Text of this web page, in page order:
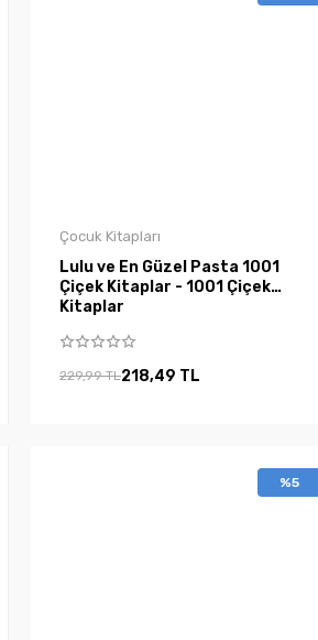
Çocuk Kitapları
Lulu ve En Güzel Pasta 1001
Çiçek Kitaplar - 1001 Çiçek
Kitaplar
229,99 TL218,49 TL
%5